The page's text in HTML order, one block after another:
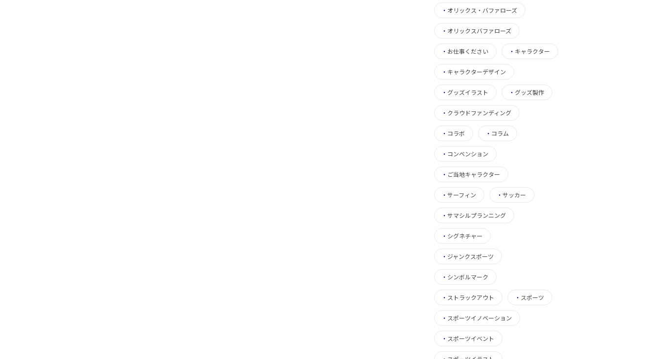
・ オリックス・バファローズ
・ オリックスバファローズ
・ お仕事ください ・ キャラクター
・ キャラクターデザイン
・ グッズイラスト ・ グッズ製作
・ クラウドファンディング
・ コラボ ・ コラム
・ コンベンション
・ ご当地キャラクター
・ サーフィン ・ サッカー
・ サマシルプランニング
・ シグネチャー
・ ジャンクスポーツ
・ シンボルマーク
・ ストラックアウト ・ スポーツ
・ スポーツイノベーション
・ スポーツイベント